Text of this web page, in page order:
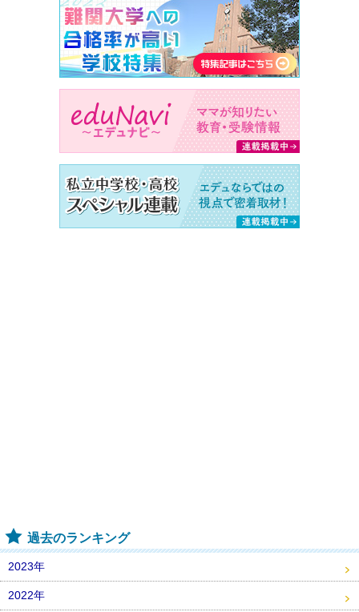
過去のランキング
2023年
2022年